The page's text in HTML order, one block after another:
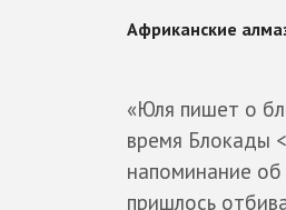
«Юля пишет о
время Блокады
напоминание
пришлось